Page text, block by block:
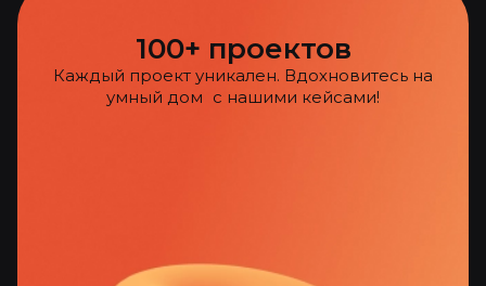
100+ проектов
Каждый проект уникален. Вдохновитесь на
умный дом с нашими кейсами!